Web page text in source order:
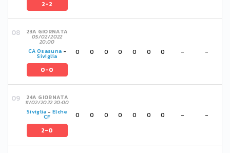
2-2
23A GIORNATA
05/02/2022
20:00
CA Osasuna -
Siviglia
0-0
0 0 0 0 0 0 0 - -
24A GIORNATA
11/02/2022 20:00
Siviglia - Elche
CF
2-0
0 0 0 0 0 0 0 - -